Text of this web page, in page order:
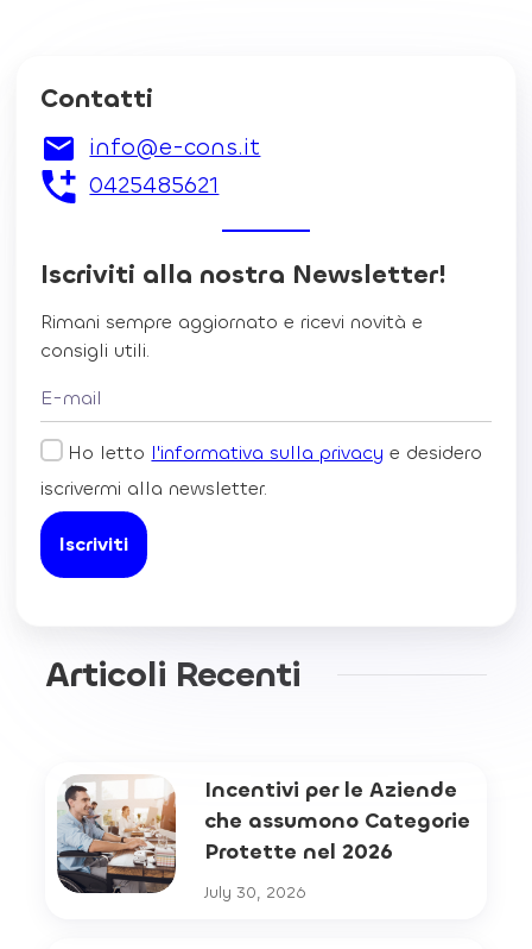
Contatti
info@e-cons.it
0425485621
Iscriviti alla nostra Newsletter!
Rimani sempre aggiornato e ricevi novità e
consigli utili.
Ho letto l'informativa sulla privacy e desidero
iscrivermi alla newsletter.
Articoli Recenti
Incentivi per le Aziende
che assumono Categorie
Protette nel 2026
July 30, 2026